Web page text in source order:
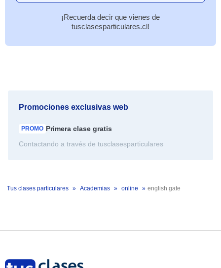
¡Recuerda decir que vienes de
tusclasesparticulares.cl!
Promociones exclusivas web
PROMO Primera clase gratis
Contactando a través de tusclasesparticulares
Tus clases particulares Academias online english gate